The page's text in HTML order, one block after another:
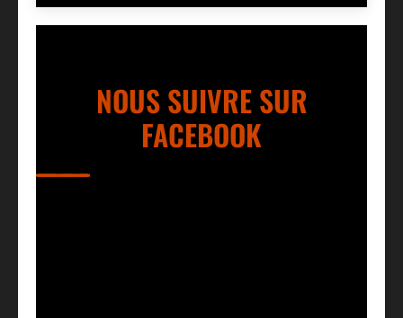
NOUS SUIVRE SUR
FACEBOOK